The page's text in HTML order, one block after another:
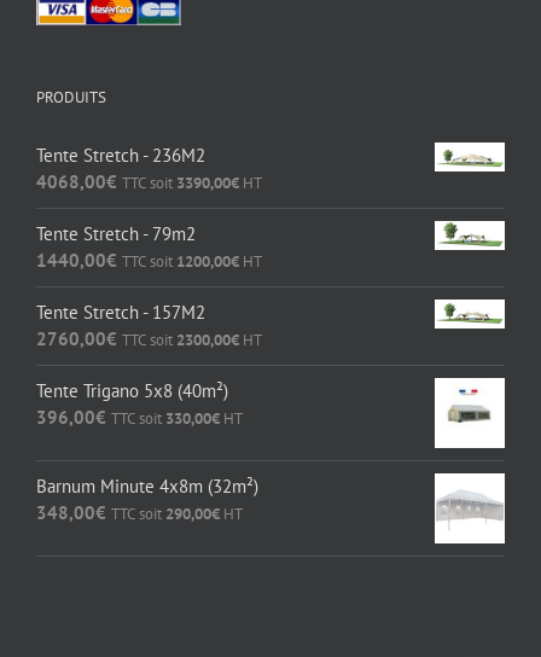
PRODUITS
Tente Stretch - 236M2
4068,00€ TTC soit 3390,00€ HT
Tente Stretch - 79m2
1440,00€ TTC soit 1200,00€ HT
Tente Stretch - 157M2
2760,00€ TTC soit 2300,00€ HT
Tente Trigano 5x8 (40m²)
396,00€ TTC soit 330,00€ HT
Barnum Minute 4x8m (32m²)
348,00€ TTC soit 290,00€ HT